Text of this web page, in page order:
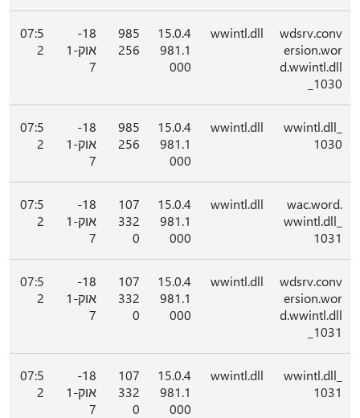
wdsrv.conv
ersion.wor
d.wwintl.dll
_1030
wwintl.dll
15.0.4
981.1
000
985
256
18-
אוק-1
7
07:5
2
wwintl.dll_
1030
wwintl.dll
15.0.4
981.1
000
985
256
18-
אוק-1
7
07:5
2
wac.word.
wwintl.dll_
1031
wwintl.dll
15.0.4
981.1
000
107
332
0
18-
אוק-1
7
07:5
2
wdsrv.conv
ersion.wor
d.wwintl.dll
_1031
wwintl.dll
15.0.4
981.1
000
107
332
0
18-
אוק-1
7
07:5
2
wwintl.dll_
1031
wwintl.dll
15.0.4
981.1
000
107
332
0
18-
אוק-1
7
07:5
2